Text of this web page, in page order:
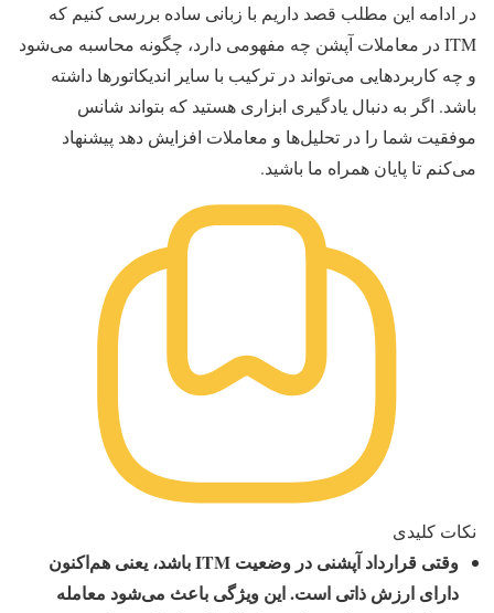
در ادامه این مطلب قصد داریم با زبانی ساده بررسی کنیم که
ITM در معاملات آپشن چه مفهومی دارد، چگونه محاسبه می‌شود
و چه کاربردهایی می‌تواند در ترکیب با سایر اندیکاتورها داشته
باشد. اگر به دنبال یادگیری ابزاری هستید که بتواند شانس
موفقیت شما را در تحلیل‌ها و معاملات افزایش دهد پیشنهاد
می‌کنم تا پایان همراه ما باشید.
نکات کلیدی
وقتی قرارداد آپشنی در وضعیت ITM باشد، یعنی هم‌اکنون
دارای ارزش ذاتی است. این ویژگی باعث می‌شود معامله